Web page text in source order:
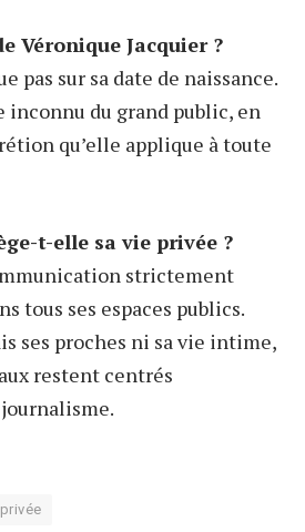
Véronique Jacquier ?
pas sur sa date de naissance.
inconnu du grand public, en
qu’elle applique à toute
t-elle sa vie privée ?
strictement
tous ses espaces publics.
ses proches ni sa vie intime,
restent centrés